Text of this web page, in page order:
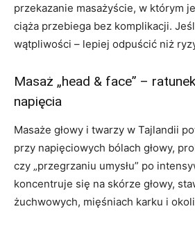
przekazanie masażyście, w którym
ciąża przebiega bez komplikacji.
wątpliwości – lepiej odpuścić niż
Masaż „head & face” –
napięcia
Masaże głowy i twarzy w Tajlandii
przy napięciowych bólach głowy,
czy „przegrzaniu umysłu” po
koncentruje się na skórze głowy,
żuchwowych, mięśniach karku i